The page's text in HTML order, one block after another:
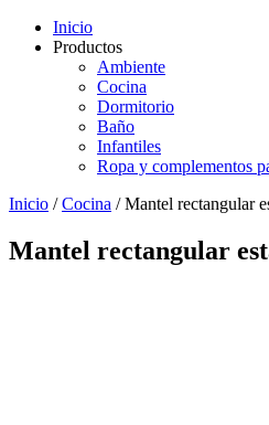
Inicio
Productos
Ambiente
Cocina
Dormitorio
Baño
Infantiles
Ropa y complementos
Inicio /Cocina / Mantel rectangular
Mantel rectangular